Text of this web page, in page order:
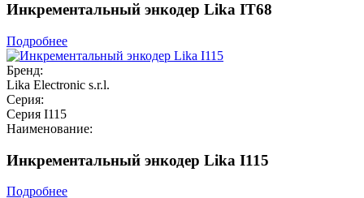
Инкрементальный энкодер Lika IT68
Подробнее
Бренд:
Lika Electronic s.r.l.
Серия:
Серия I115
Наименование:
Инкрементальный энкодер Lika I115
Подробнее